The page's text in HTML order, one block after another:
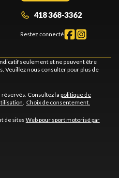
418 368-3362
Restez connecté
seulement et ne peuvent être
Veuillez nous consulter pour plus de
Consultez la politique de
Choix de consentement.
de sitesWeb pour sport motorisé par